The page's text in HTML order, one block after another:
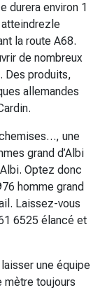
durera environ 1
atteindrezle
la route A68.
de nombreux
Des produits,
allemandes
une
grand d’Albi
Optez donc
homme grand
Laissez-vous
6525 élancé et
une équipe
mètre toujours